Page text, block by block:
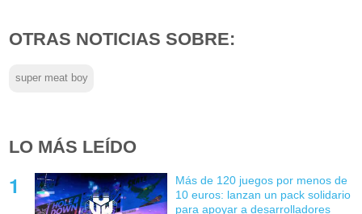
OTRAS NOTICIAS SOBRE:
super meat boy
LO MÁS LEÍDO
Más de 120 juegos por menos de
10 euros: lanzan un pack solidario
para apoyar a desarrolladores